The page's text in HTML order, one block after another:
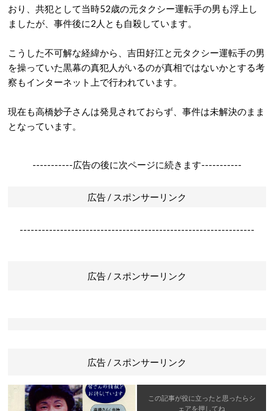
おり、共犯として当時52歳の元タクシー運転手の男も浮上し
ましたが、事件後に2人とも自殺しています。
こうした不可解な経緯から、吉田好江と元タクシー運転手の男
を操っていた黒幕の真犯人がいるのが真相ではないかとする考
察もインターネット上で行われています。
現在も高橋妙子さんは発見されておらず、事件は未解決のまま
となっています。
-----------広告の後に次ページに続きます-----------
広告 / スポンサーリンク
----------------------------------------------------------------
広告 / スポンサーリンク
広告 / スポンサーリンク
この記事が役に立ったと思ったらシ
ェアを押してね